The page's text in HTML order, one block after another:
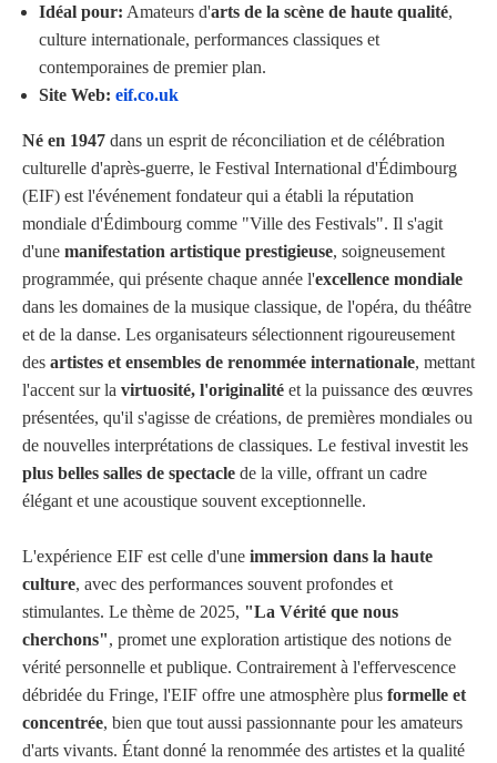
Idéal pour: Amateurs d'arts de la scène de haute qualité,
culture internationale, performances classiques et
contemporaines de premier plan.
Site Web: eif.co.uk
Né en 1947 dans un esprit de réconciliation et de célébration
culturelle d'après-guerre, le Festival International d'Édimbourg
(EIF) est l'événement fondateur qui a établi la réputation
mondiale d'Édimbourg comme "Ville des Festivals". Il s'agit
d'une manifestation artistique prestigieuse, soigneusement
programmée, qui présente chaque année l'excellence mondiale
dans les domaines de la musique classique, de l'opéra, du théâtre
et de la danse. Les organisateurs sélectionnent rigoureusement
des artistes et ensembles de renommée internationale, mettant
l'accent sur la virtuosité, l'originalité et la puissance des œuvres
présentées, qu'il s'agisse de créations, de premières mondiales ou
de nouvelles interprétations de classiques. Le festival investit les
plus belles salles de spectacle de la ville, offrant un cadre
élégant et une acoustique souvent exceptionnelle.
L'expérience EIF est celle d'une immersion dans la haute
culture, avec des performances souvent profondes et
stimulantes. Le thème de 2025, "La Vérité que nous
cherchons", promet une exploration artistique des notions de
vérité personnelle et publique. Contrairement à l'effervescence
débridée du Fringe, l'EIF offre une atmosphère plus formelle et
concentrée, bien que tout aussi passionnante pour les amateurs
d'arts vivants. Étant donné la renommée des artistes et la qualité